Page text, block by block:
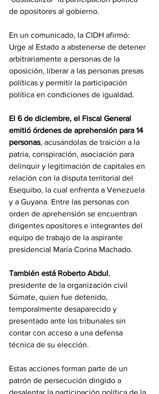
de opositores al gobierno.
En un comunicado, la CIDH afirmó:
Urge al Estado a abstenerse de detener
arbitrariamente a personas de la
oposición, liberar a las personas presas
políticas y permitir la participación
política en condiciones de igualdad.
El 6 de diciembre, el Fiscal General
emitió órdenes de aprehensión para 14
personas, acusándolas de traición a la
patria, conspiración, asociación para
delinquir y legitimación de capitales en
relación con la disputa territorial del
Esequibo, la cual enfrenta a Venezuela
y a Guyana. Entre las personas con
orden de aprehensión se encuentran
dirigentes opositores e integrantes del
equipo de trabajo de la aspirante
presidencial María Corina Machado.
También está Roberto Abdul,
presidente de la organización civil
Súmate, quien fue detenido,
temporalmente desaparecido y
presentado ante los tribunales sin
contar con acceso a una defensa
técnica de su elección.
Estas acciones forman parte de un
patrón de persecución dirigido a